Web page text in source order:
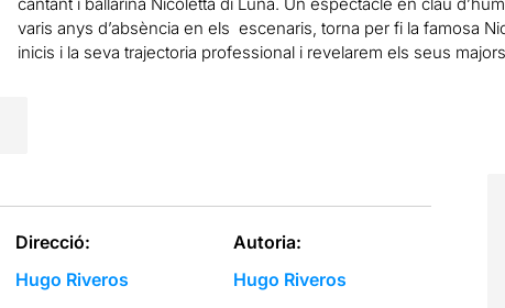
varis anys d’absència en els escenaris, torna per fi la famosa
inicis i la seva trajectoria professional i revelarem els seus
Direcció:
Hugo Riveros
Autoria:
Hugo Riveros